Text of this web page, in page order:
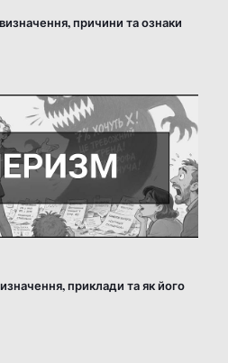
причини та ознаки
приклади та як його